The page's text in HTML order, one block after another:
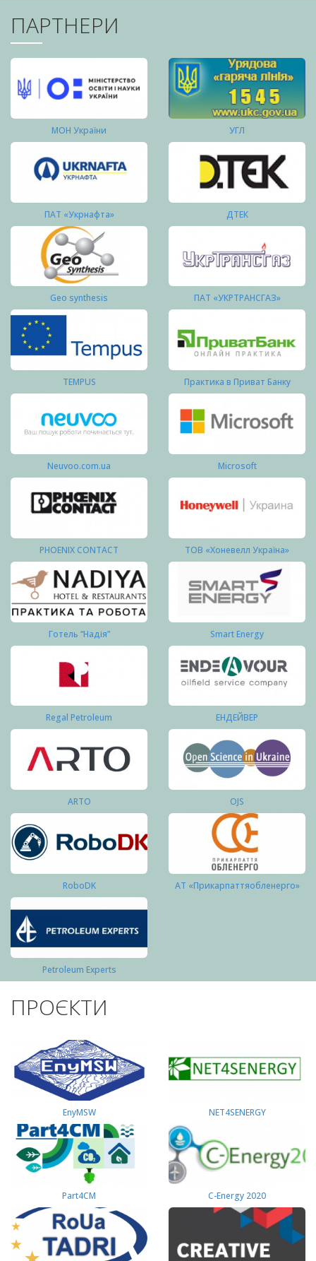
ПАРТНЕРИ
МОН України УГЛ
ПАТ «Укрнафта» ДТЕК
Geo synthesis ПАТ «УКРТРАНСГАЗ»
TEMPUS Практика в Приват Банку
Neuvoo.com.ua Microsoft
PHOENIX CONTACT ТОВ «Хоневелл Україна»
Готель “Надія” Smart Energy
Regal Petroleum ЕНДЕЙВЕР
ARTO OJS
RoboDK АТ «Прикарпаттяобленерго»
Petroleum Experts
ПРОЄКТИ
EnyMSW NET4SENERGY
Part4СМ C-Energy 2020